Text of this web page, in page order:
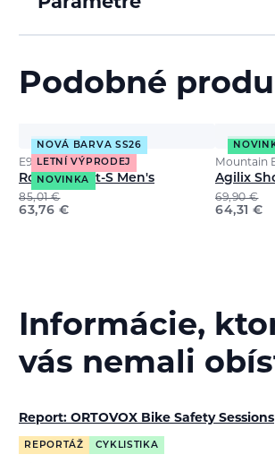
Podobné
NOVÁ BARVA SS26
LETNÍ VÝPRODEJ
NOVINKA
E9
Rondo Short-S Men's
85,01€
63,76 €
Mountain
Agilix
69,90€
64,31 €
Informácie,
vás nemali
Report: ORTOVOX Bike Safety Sessions
REPORTÁŽ CYKLISTIKA